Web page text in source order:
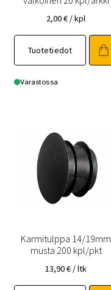
2,00€ / kpl
Tuotetiedot
Varastossa
Karmitulppa 14/19mm
musta 200 kpl/pkt
13,90€ / ltk